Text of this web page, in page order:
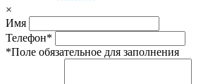
×
Имя
Телефон*
*Поле обязательное для заполнения